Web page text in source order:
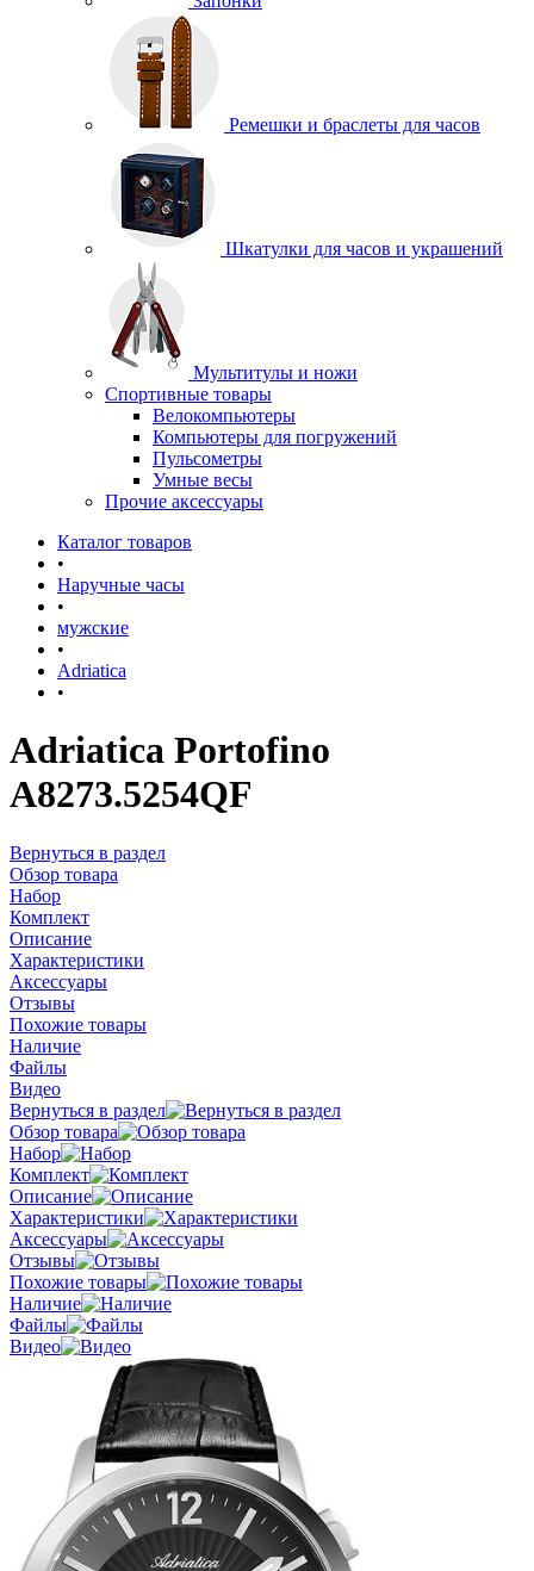
Ремешки и браслеты для часов
Шкатулки для часов и украшений
Мультитулы и ножи
Спортивные товары
Велокомпьютеры
Компьютеры для погружений
Пульсометры
Умные весы
Прочие аксессуары
Каталог товаров
•
Наручные часы
•
мужские
•
Adriatica
•
Adriatica Portofino
A8273.5254QF
Вернуться в раздел
Обзор товара
Набор
Комплект
Описание
Характеристики
Аксессуары
Отзывы
Похожие товары
Наличие
Файлы
Видео
Вернуться в раздел
Обзор товара
Набор
Комплект
Описание
Характеристики
Аксессуары
Отзывы
Похожие товары
Наличие
Файлы
Видео